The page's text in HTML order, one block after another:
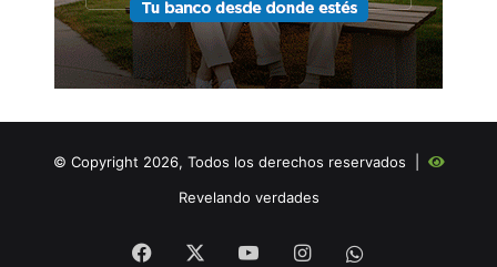
© Copyright 2026, Todos los derechos reservados |
Revelando verdades
Facebook YouTubeInstagram